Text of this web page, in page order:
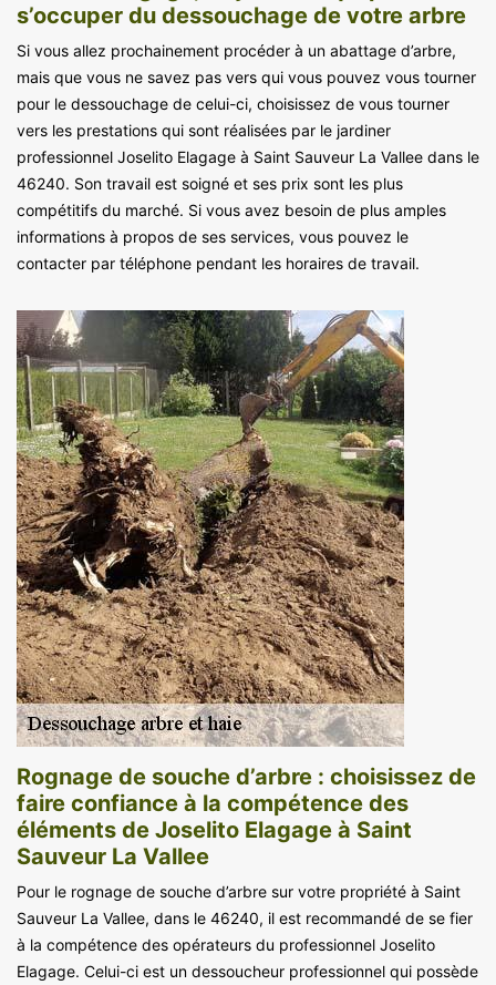
s’occuper du dessouchage de votre arbre
Si vous allez prochainement procéder à un abattage d’arbre,
mais que vous ne savez pas vers qui vous pouvez vous tourner
pour le dessouchage de celui-ci, choisissez de vous tourner
vers les prestations qui sont réalisées par le jardiner
professionnel Joselito Elagage à Saint Sauveur La Vallee dans le
46240. Son travail est soigné et ses prix sont les plus
compétitifs du marché. Si vous avez besoin de plus amples
informations à propos de ses services, vous pouvez le
contacter par téléphone pendant les horaires de travail.
Rognage de souche d’arbre : choisissez de
faire confiance à la compétence des
éléments de Joselito Elagage à Saint
Sauveur La Vallee
Pour le rognage de souche d’arbre sur votre propriété à Saint
Sauveur La Vallee, dans le 46240, il est recommandé de se fier
à la compétence des opérateurs du professionnel Joselito
Elagage. Celui-ci est un dessoucheur professionnel qui possède